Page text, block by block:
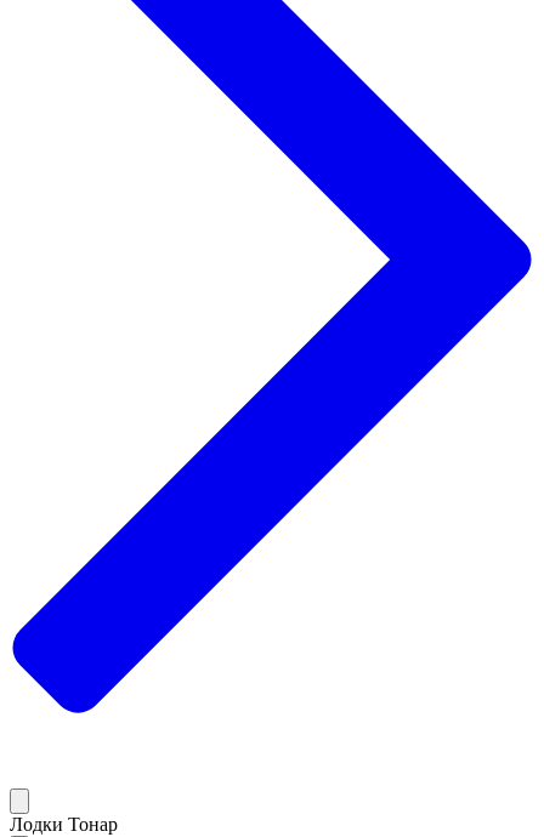
Лодки Тонар